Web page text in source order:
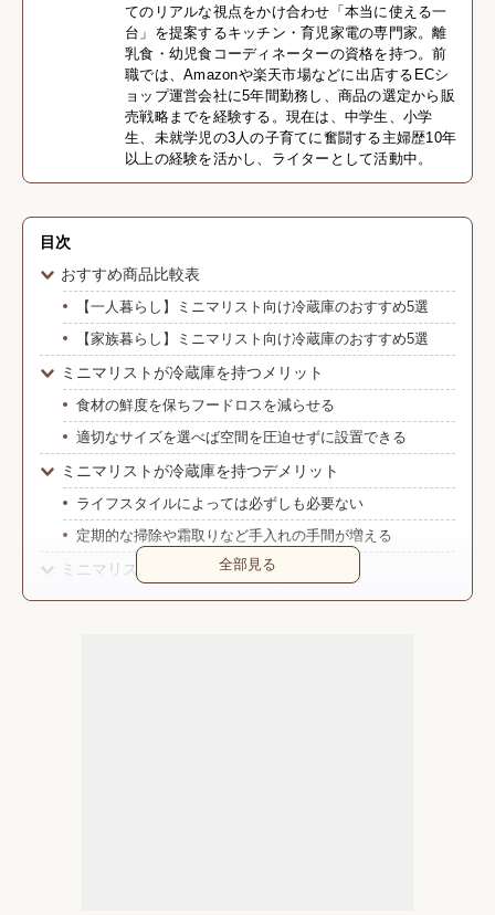
てのリアルな視点をかけ合わせ「本当に使える一
台」を提案するキッチン・育児家電の専門家。離
乳食・幼児食コーディネーターの資格を持つ。前
職では、Amazonや楽天市場などに出店するECシ
ョップ運営会社に5年間勤務し、商品の選定から販
売戦略までを経験する。現在は、中学生、小学
生、未就学児の3人の子育てに奮闘する主婦歴10年
以上の経験を活かし、ライターとして活動中。
目次
おすすめ商品比較表
【一人暮らし】ミニマリスト向け冷蔵庫のおすすめ5選
【家族暮らし】ミニマリスト向け冷蔵庫のおすすめ5選
ミニマリストが冷蔵庫を持つメリット
食材の鮮度を保ちフードロスを減らせる
適切なサイズを選べば空間を圧迫せずに設置できる
ミニマリストが冷蔵庫を持つデメリット
ライフスタイルによっては必ずしも必要ない
定期的な掃除や霜取りなど手入れの手間が増える
ミニマリスト向け冷蔵庫の選び方
人数に合わせて容量で選ぶ
全部見る